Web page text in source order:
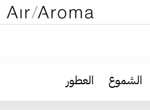
الشموع العطور